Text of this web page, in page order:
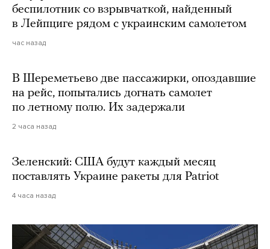
беспилотник со взрывчаткой, найденный
в Лейпциге рядом с украинским самолетом
час назад
В Шереметьево две пассажирки, опоздавшие
на рейс, попытались догнать самолет
по летному полю. Их задержали
2 часа назад
Зеленский: США будут каждый месяц
поставлять Украине ракеты для Patriot
4 часа назад